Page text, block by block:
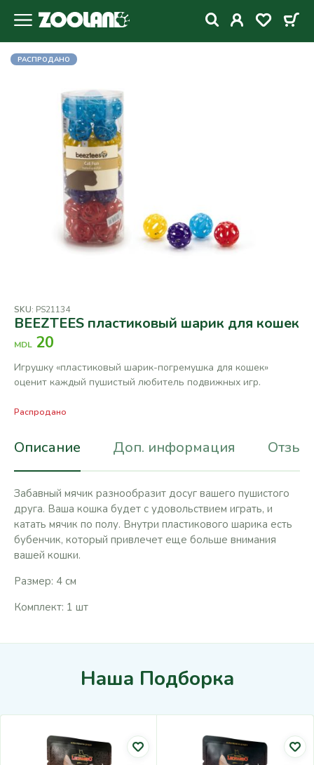
РАСПРОДАНО
SKU: PS21134
BEEZTEES пластиковый шарик для кошек
MDL 20
Игрушку «пластиковый шарик-погремушка для кошек»
оценит каждый пушистый любитель подвижных игр.
Распродано
Описание Доп. информация
Забавный мячик разнообразит досуг вашего пушистого
друга. Ваша кошка будет с удовольствием играть, и
катать мячик по полу. Внутри пластикового шарика есть
бубенчик, который привлечет еще больше внимания
вашей кошки.
Размер: 4 см
Комплект: 1 шт
Наша Подборка